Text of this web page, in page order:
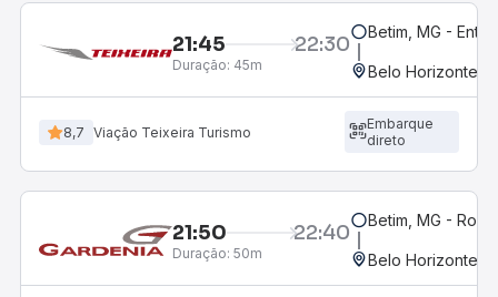
21:45 22:30
Duração: 45m
Betim, MG -
Belo Horizonte,
8,7 Viação Teixeira Turismo
Embarque
direto
21:50 22:40
Duração: 50m
Betim, MG -
Belo Horizonte,